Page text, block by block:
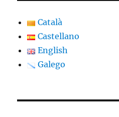
Català
Castellano
English
Galego